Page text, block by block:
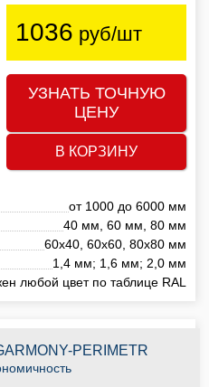
1036 руб/шт
УЗНАТЬ ТОЧНУЮ
ЦЕНУ
В КОРЗИНУ
от 1000 до 6000 мм
40 мм, 60 мм, 80 мм
60х40, 60х60, 80х80 мм
1,4 мм; 1,6 мм; 2,0 мм
любой цвет по таблице RAL
PERIMETR